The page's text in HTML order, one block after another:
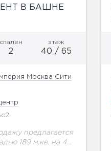
В БАШНЕ
спален
2
этаж
40 / 65
Москва Сити
предлагается
189 м.кв. на 40